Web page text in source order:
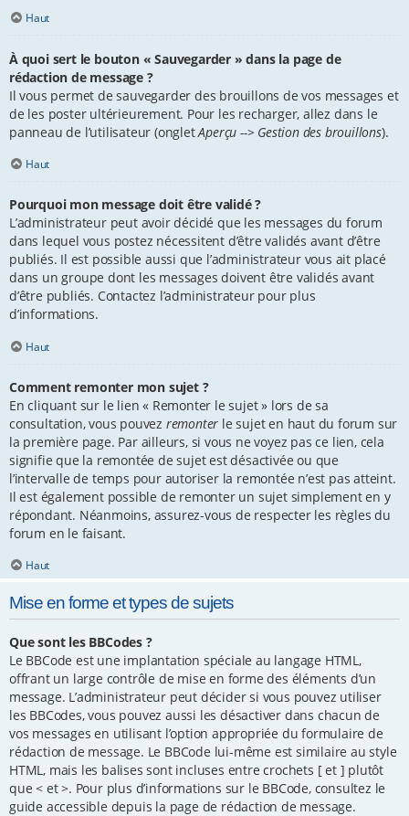
Haut
À quoi sert le bouton « Sauvegarder » dans la page de
rédaction de message ?
Il vous permet de sauvegarder des brouillons de vos messages et
de les poster ultérieurement. Pour les recharger, allez dans le
panneau de l’utilisateur (ongletAperçu --> Gestion des brouillons).
Haut
Pourquoi mon message doit être validé ?
L’administrateur peut avoir décidé que les messages du forum
dans lequel vous postez nécessitent d’être validés avant d’être
publiés. Il est possible aussi que l’administrateur vous ait placé
dans un groupe dont les messages doivent être validés avant
d’être publiés. Contactez l’administrateur pour plus
d’informations.
Haut
Comment remonter mon sujet ?
En cliquant sur le lien « Remonter le sujet » lors de sa
consultation, vous pouvez remonter le sujet en haut du forum sur
la première page. Par ailleurs, si vous ne voyez pas ce lien, cela
signifie que la remontée de sujet est désactivée ou que
l’intervalle de temps pour autoriser la remontée n’est pas atteint.
Il est également possible de remonter un sujet simplement en y
répondant. Néanmoins, assurez-vous de respecter les règles du
forum en le faisant.
Haut
Mise en forme et types de sujets
Que sont les BBCodes ?
Le BBCode est une implantation spéciale au langage HTML,
offrant un large contrôle de mise en forme des éléments d’un
message. L’administrateur peut décider si vous pouvez utiliser
les BBCodes, vous pouvez aussi les désactiver dans chacun de
vos messages en utilisant l’option appropriée du formulaire de
rédaction de message. Le BBCode lui-même est similaire au style
HTML, mais les balises sont incluses entre crochets [ et ] plutôt
que < et >. Pour plus d’informations sur le BBCode, consultez le
guide accessible depuis la page de rédaction de message.